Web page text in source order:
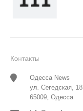
Контакты
Одесса News
ул. Сегедская, 18
65009, Одесса